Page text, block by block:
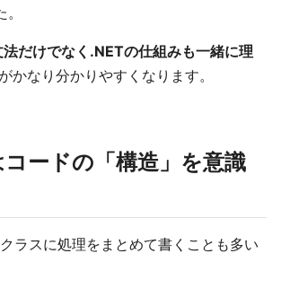
だけでなく.NETの仕組みも一緒に理
かなり分かりやすくなります。
ードの「構造」を意識
ラスに処理をまとめて書くことも多い